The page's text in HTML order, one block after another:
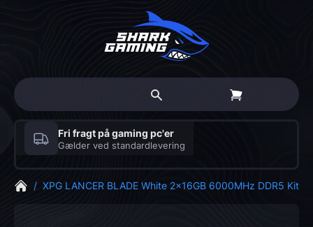
Fri fragt på gaming pc'er
Gælder ved standardlevering
/ XPG LANCER BLADE White 2x16GB 6000MHz DDR5 Kit